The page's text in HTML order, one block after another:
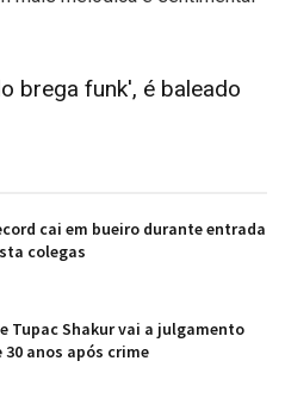
brega funk', é baleado
cai em bueiro durante entrada
colegas
Tupac Shakur vai a julgamento
30 anos após crime